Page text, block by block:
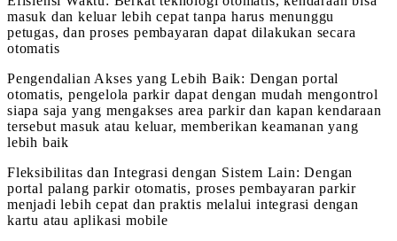
masuk dan keluar lebih cepat tanpa harus menunggu
petugas, dan proses pembayaran dapat dilakukan secara
otomatis
Pengendalian Akses yang Lebih Baik: Dengan portal
otomatis, pengelola parkir dapat dengan mudah mengontrol
siapa saja yang mengakses area parkir dan kapan kendaraan
tersebut masuk atau keluar, memberikan keamanan yang
lebih baik
Fleksibilitas dan Integrasi dengan Sistem Lain: Dengan
portal palang parkir otomatis, proses pembayaran parkir
menjadi lebih cepat dan praktis melalui integrasi dengan
kartu atau aplikasi mobile